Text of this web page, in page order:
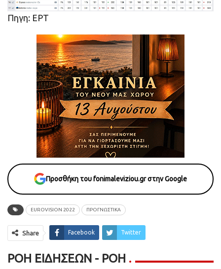
Πηγη: ΕΡΤ
Προσθήκη του fonimaleviziou.gr στην Google
EUROVISION 2022 ΠΡΟΓΝΩΣΤΙΚΆ
Share Facebook Twitter
ΡΟΉ ΕΙΔΉΣΕΩΝ - ΡΟΗ